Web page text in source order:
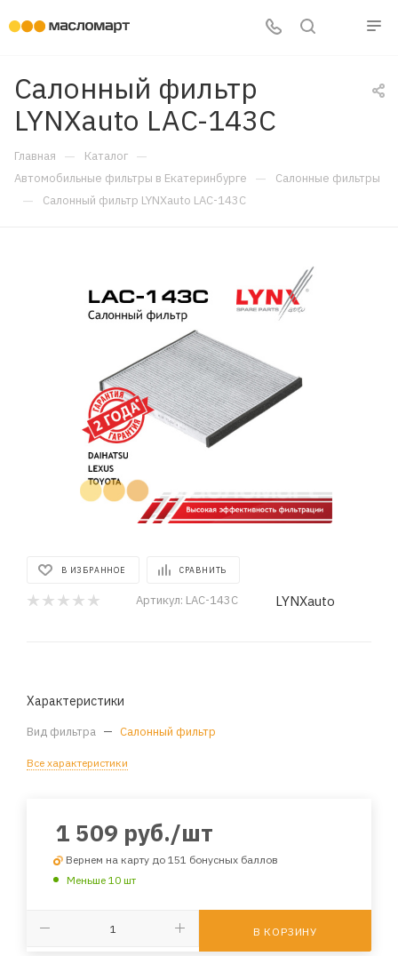
Салонный фильтр
LYNXauto LAC-143C
Главная — Каталог —
Автомобильные фильтры в Екатеринбурге — Салонные фильтры
— Салонный фильтр LYNXauto LAC-143C
В ИЗБРАННОЕ СРАВНИТЬ
Артикул: LAC-143C LYNXauto
Характеристики
Вид фильтра — Салонный фильтр
Все характеристики
1 509 руб./шт
Вернем на карту до 151 бонусных баллов
Меньше 10 шт
В КОРЗИНУ